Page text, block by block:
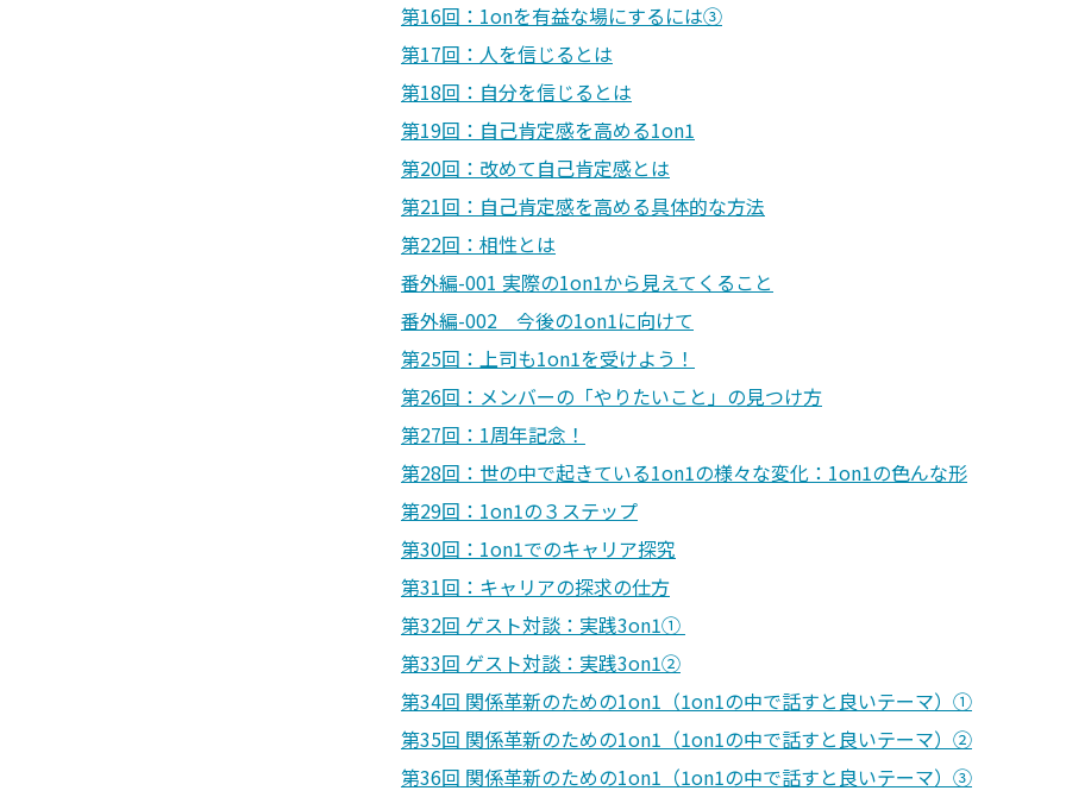
第16回：1onを有益な場にするには③
第17回：人を信じるとは
第18回：自分を信じるとは
第19回：自己肯定感を高める1on1
第20回：改めて自己肯定感とは
第21回：自己肯定感を高める具体的な方法
第22回：相性とは
番外編-001 実際の1on1から見えてくること
番外編-002 今後の1on1に向けて
第25回：上司も1on1を受けよう！
第26回： メンバーの「やりたいこと」の見つけ方
第27回： 1周年記念！
第28回：世の中で起きている1on1の様々な変化：1on1の色んな形
第29回： 1on1の３ステップ
第30回： 1on1でのキャリア探究
第31回： キャリアの探求の仕方
第32回 ゲスト対談：実践3on1①
第33回 ゲスト対談：実践3on1②
第34回 関係革新のための1on1（1on1の中で話すと良いテーマ）①
第35回 関係革新のための1on1（1on1の中で話すと良いテーマ）②
第36回 関係革新のための1on1（1on1の中で話すと良いテーマ）③